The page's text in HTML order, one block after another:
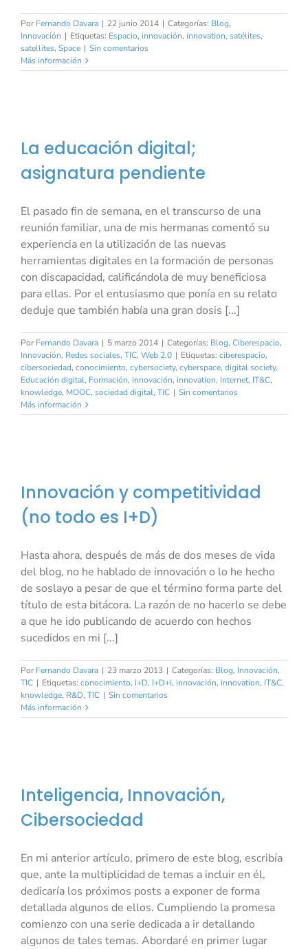
Por Fernando Davara | 22 junio 2014 | Categorías: Blog,
Innovación | Etiquetas: Espacio, innovación, innovation, satélites,
satellites, Space | Sin comentarios
Más información
La educación digital;
asignatura pendiente
El pasado fin de semana, en el transcurso de una
reunión familiar, una de mis hermanas comentó su
experiencia en la utilización de las nuevas
herramientas digitales en la formación de personas
con discapacidad, calificándola de muy beneficiosa
para ellas. Por el entusiasmo que ponía en su relato
deduje que también había una gran dosis [...]
Por Fernando Davara | 5 marzo 2014 | Categorías: Blog, Ciberespacio,
Innovación, Redes sociales, TIC, Web 2.0 | Etiquetas: ciberespacio,
cibersociedad, conocimiento, cybersociety, cyberspace, digital society,
Educación digital, Formación, innovación, innovation, Internet, IT&C,
knowledge, MOOC, sociedad digital, TIC | Sin comentarios
Más información
Innovación y competitividad
(no todo es I+D)
Hasta ahora, después de más de dos meses de vida
del blog, no he hablado de innovación o lo he hecho
de soslayo a pesar de que el término forma parte del
título de esta bitácora. La razón de no hacerlo se debe
a que he ido publicando de acuerdo con hechos
sucedidos en mi [...]
Por Fernando Davara | 23 marzo 2013 | Categorías: Blog, Innovación,
TIC | Etiquetas: conocimiento, I+D, I+D+i, innovación, innovation, IT&C,
knowledge, R&D, TIC | Sin comentarios
Más información
Inteligencia, Innovación,
Cibersociedad
En mi anterior artículo, primero de este blog, escribía
que, ante la multiplicidad de temas a incluir en él,
dedicaría los próximos posts a exponer de forma
detallada algunos de ellos. Cumpliendo la promesa
comienzo con una serie dedicada a ir detallando
algunos de tales temas. Abordaré en primer lugar